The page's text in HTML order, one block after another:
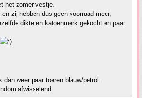
het zomer vestje.
en zij hebben dus geen voorraad meer,
dikte en katoenmerk gekocht en paar
dan weer paar toeren blauw/petrol.
afwisselend.